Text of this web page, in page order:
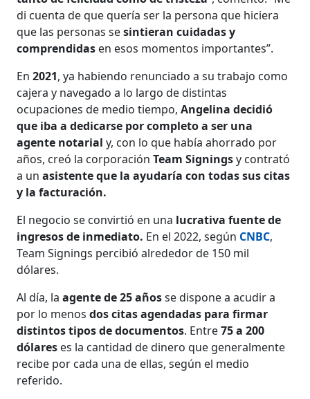
di cuenta de que quería ser la persona que hiciera
que las personas sesintieran cuidadas y
comprendidas en esos momentos importantes”.
En2021, ya habiendo renunciado a su trabajo como
cajera y navegado a lo largo de distintas
ocupaciones de medio tiempo,Angelina decidió
que iba a dedicarse por completo a ser una
agente notarialy, con lo que había ahorrado por
años, creó la corporación Team Signingsy contrató
a unasistente que la ayudaría con todas sus citas
y la facturación.
El negocio se convirtió en una lucrativa fuente de
ingresos de inmediato. En el 2022, según CNBC,
Team Signings percibió alrededor de 150 mil
dólares.
Al día, laagentede 25 añosse dispone a acudir a
por lo menosdos citas agendadas para firmar
distintos tipos de documentos. Entre75 a 200
dólares es la cantidad de dinero que generalmente
recibe por cada una de ellas, según el medio
referido.